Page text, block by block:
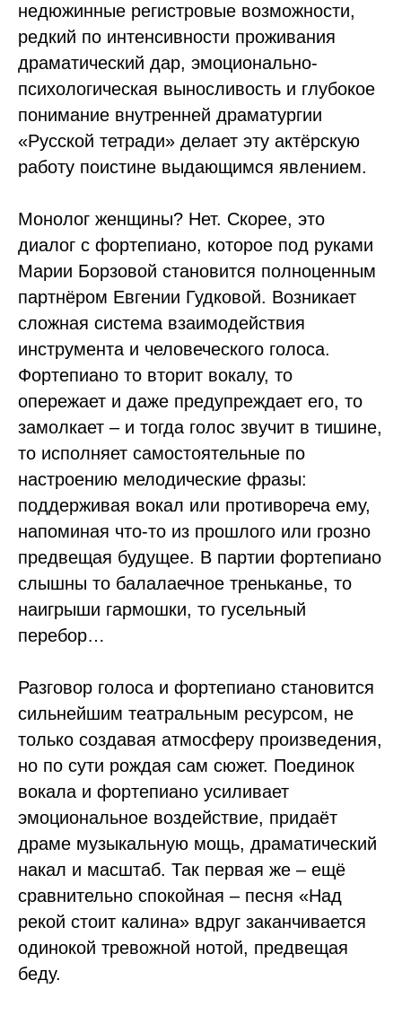
недюжинные регистровые возможности,
редкий по интенсивности проживания
драматический дар, эмоционально-
психологическая выносливость и глубокое
понимание внутренней драматургии
«Русской тетради» делает эту актёрскую
работу поистине выдающимся явлением.
Монолог женщины? Нет. Скорее, это
диалог с фортепиано, которое под руками
Марии Борзовой становится полноценным
партнёром Евгении Гудковой. Возникает
сложная система взаимодействия
инструмента и человеческого голоса.
Фортепиано то вторит вокалу, то
опережает и даже предупреждает его, то
замолкает – и тогда голос звучит в тишине,
то исполняет самостоятельные по
настроению мелодические фразы:
поддерживая вокал или противореча ему,
напоминая что-то из прошлого или грозно
предвещая будущее. В партии фортепиано
слышны то балалаечное треньканье, то
наигрыши гармошки, то гусельный
перебор…
Разговор голоса и фортепиано становится
сильнейшим театральным ресурсом, не
только создавая атмосферу произведения,
но по сути рождая сам сюжет. Поединок
вокала и фортепиано усиливает
эмоциональное воздействие, придаёт
драме музыкальную мощь, драматический
накал и масштаб. Так первая же – ещё
сравнительно спокойная – песня «Над
рекой стоит калина» вдруг заканчивается
одинокой тревожной нотой, предвещая
беду.